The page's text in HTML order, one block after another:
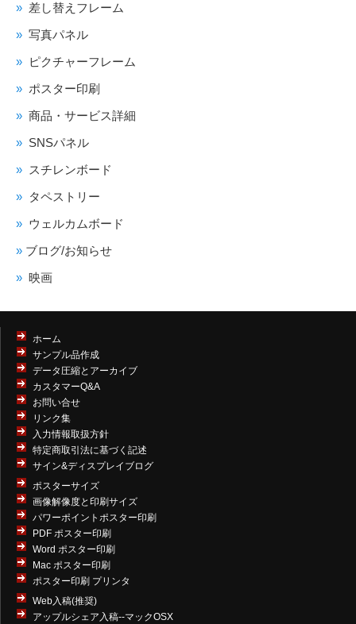
差し替えフレーム
写真パネル
ピクチャーフレーム
ポスター印刷
商品・サービス詳細
SNSパネル
スチレンボード
タペストリー
ウェルカムボード
ブログ/お知らせ
映画
ホーム
サンプル品作成
データ圧縮とアーカイブ
カスタマーQ&A
お問い合せ
リンク集
入力情報取扱方針
特定商取引法に基づく記述
サイン&ディスプレイブログ
ポスターサイズ
画像解像度と印刷サイズ
パワーポイントポスター印刷
PDF ポスター印刷
Word ポスター印刷
Mac ポスター印刷
ポスター印刷 プリンタ
Web入稿(推奨)
アップルシェア入稿--マックOSX